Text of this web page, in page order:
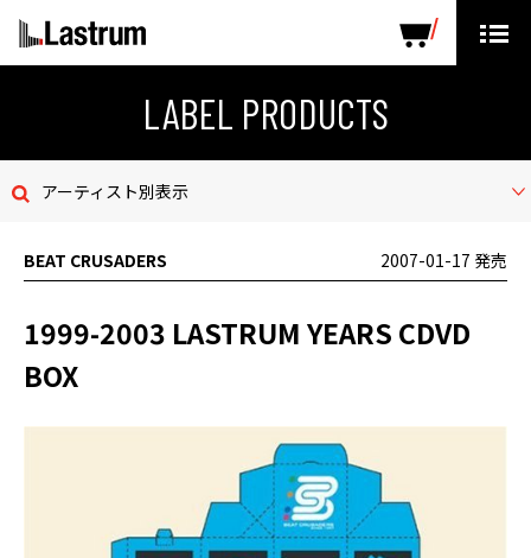
LABEL PRODUCTS
お問い合わせ
デモテープ
LABEL PRODUCTS
アーティスト別表示
BEAT CRUSADERS 2007-01-17 発売
1999-2003 LASTRUM YEARS CDVD
BOX